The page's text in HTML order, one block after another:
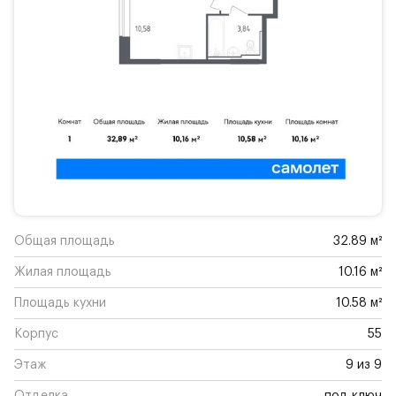
Общая площадь 32.89 м²
Жилая площадь 10.16 м²
Площадь кухни 10.58 м²
Корпус 55
Этаж 9 из 9